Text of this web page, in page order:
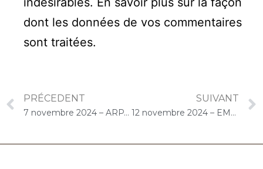
dont les données de vos commentaires
sont traitées.
PRÉCEDENT
7 novembre 2024 – ARPAVIE Le Chêne Rouge (Chevilly-Larue) : Concert « Choco-Cello Solo »
SUIVANT
12 novembre 2024 – EMEIS Saint-Jacques (Paris) : Concert « Cello Solo »